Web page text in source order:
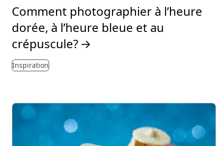
Comment photographier à l’heure
dorée, à l’heure bleue et au
crépuscule? →
Inspiration